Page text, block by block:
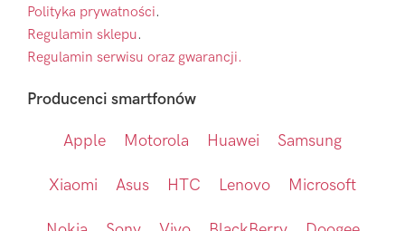
Polityka prywatności.
Regulamin sklepu.
Regulamin serwisu oraz gwarancji.
Producenci smartfonów
Apple Motorola Huawei Samsung
Xiaomi Asus HTC Lenovo Microsoft